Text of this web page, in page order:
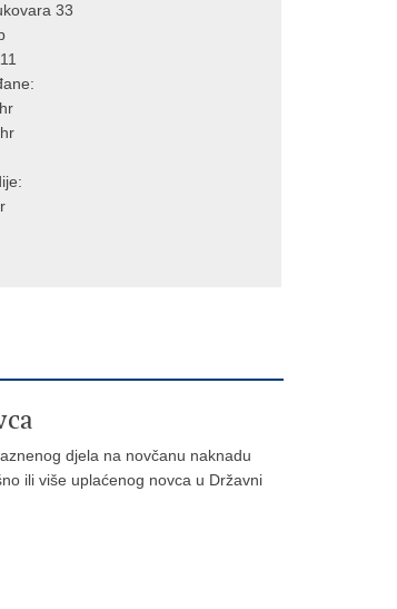
33
djela na novčanu naknadu
ili više uplaćenog novca u Državni